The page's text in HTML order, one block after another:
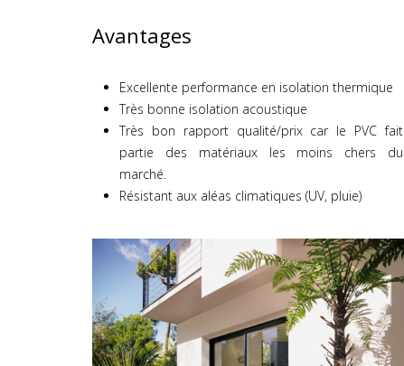
Avantages
Excellente performance en isolation thermique
Très bonne isolation acoustique
Très bon rapport qualité/prix car le PVC fait
partie des matériaux les moins chers du
marché.
Résistant aux aléas climatiques (UV, pluie)